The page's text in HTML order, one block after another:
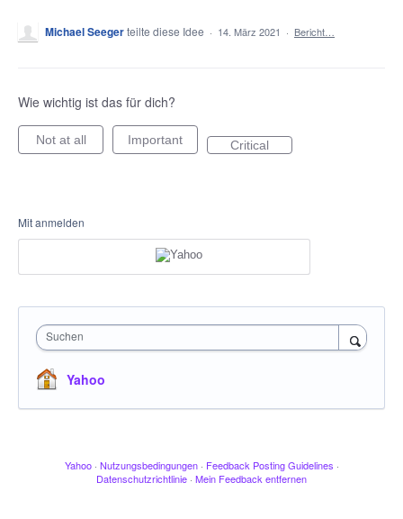
Michael Seegerteilte diese Idee · 14. März 2021 · Bericht…
Wie wichtig ist das für dich?
Not at all Important Critical
Mit anmelden
Suchen
Yahoo
Yahoo · Nutzungsbedingungen · Feedback Posting Guidelines ·
Datenschutzrichtlinie · Mein Feedback entfernen